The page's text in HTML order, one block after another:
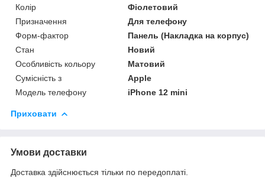
Колір
Фіолетовий
Призначення
Для телефону
Форм-фактор
Панель (Накладка на корпус)
Стан
Новий
Особливість кольору
Матовий
Сумісність з
Apple
Модель телефону
iPhone 12 mini
Приховати
Умови доставки
Доставка здійснюється тільки по передоплаті.